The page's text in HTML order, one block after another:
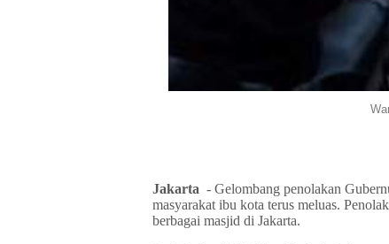
Jakarta - Gelombang penolakan
masyarakat ibu kota terus meluas.
berbagai masjid di Jakarta.